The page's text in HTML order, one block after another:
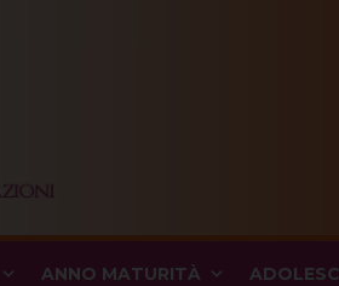
ANNO MATURITÀ